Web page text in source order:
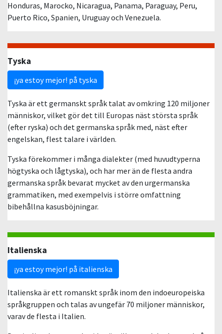
Honduras, Marocko, Nicaragua, Panama, Paraguay, Peru,
Puerto Rico, Spanien, Uruguay och Venezuela.
Tyska
¡ya estoy mejor! på tyska
Tyska är ett germanskt språk talat av omkring 120 miljoner
människor, vilket gör det till Europas näst största språk
(efter ryska) och det germanska språk med, näst efter
engelskan, flest talare i världen.
Tyska förekommer i många dialekter (med huvudtyperna
högtyska och lågtyska), och har mer än de flesta andra
germanska språk bevarat mycket av den urgermanska
grammatiken, med exempelvis i större omfattning
bibehållna kasusböjningar.
Italienska
¡ya estoy mejor! på italienska
Italienska är ett romanskt språk inom den indoeuropeiska
språkgruppen och talas av ungefär 70 miljoner människor,
varav de flesta i Italien.